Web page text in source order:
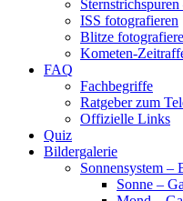
ISS fotografieren
Blitze
Kometen-
FAQ
Fachbegriffe
Ratgeber zum
Offizielle Links
Quiz
Bildergalerie
Sonnensystem –
Sonne –